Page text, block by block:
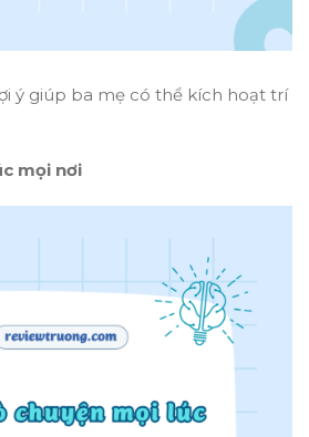
ý giúp ba mẹ có thể kích hoạt trí
mọi nơi